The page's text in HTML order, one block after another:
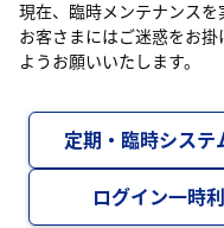
現在、臨時メンテナンスを
お客さまにはご迷惑をお
ようお願いいたします。
定期・臨時システ
ログイン一時